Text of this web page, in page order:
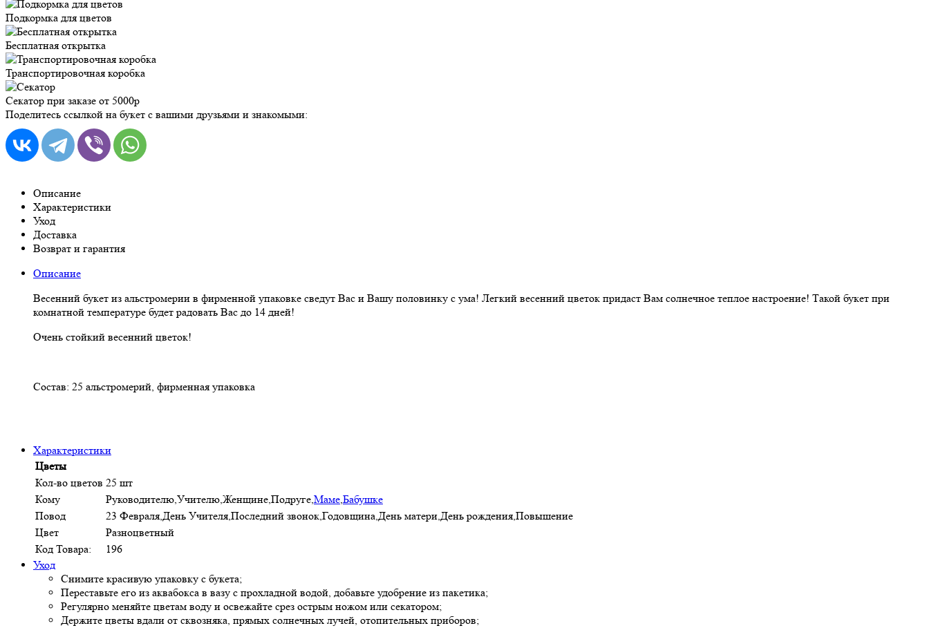
Подкормка для цветов
Бесплатная открытка
Транспортировочная коробка
Секатор при заказе от 5000р
Поделитесь ссылкой на букет с вашими друзьями и знакомыми:
Описание
Характеристики
Уход
Доставка
Возврат и гарантия
Описание
Весенний букет из альстромерии в фирменной упаковке сведут Вас и Вашу половинку с ума! Легкий весенний цветок придаст Вам солнечное теплое настроение! Такой букет при
комнатной температуре будет радовать Вас до 14 дней!
Очень стойкий весенний цветок!
Состав: 25 альстромерий, фирменная упаковка
Характеристики
Цветы
Кол-во цветов 25 шт
Кому
Руководителю,Учителю,Женщине,Подруге,Маме,Бабушке
Повод
23 Февраля,День Учителя,Последний звонок,Годовщина,День матери,День рождения,Повышение
Цвет
Разноцветный
Код Товара:
196
Уход
Снимите красивую упаковку с букета;
Переставьте его из аквабокса в вазу с прохладной водой, добавьте удобрение из пакетика;
Регулярно меняйте цветам воду и освежайте срез острым ножом или секатором;
Держите цветы вдали от сквозняка, прямых солнечных лучей, отопительных приборов;